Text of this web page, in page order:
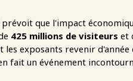
que l'impact
425 millions de visiteurs et
les exposants revenir
fait un événement